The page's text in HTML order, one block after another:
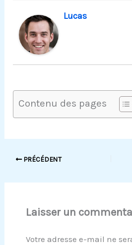
Lucas
Contenu des pages
PRÉCÉDENT
Laisser un
Votre adresse e-mail ne